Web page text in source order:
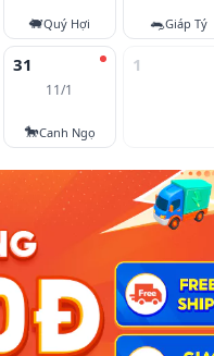
🐖Quý Hợi 🐀Giáp Tý
31
11/1
🐎Canh Ngọ
1